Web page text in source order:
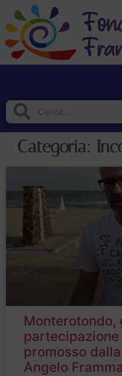
Categoria:
Monterotondo,
partecipazione
promosso
Angelo